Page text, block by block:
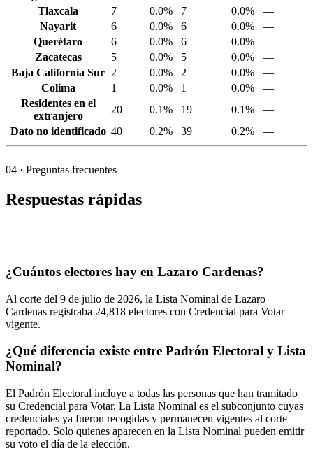
Tlaxcala
7 0.0% 7 0.0%
—
Nayarit
6 0.0% 6 0.0%
—
Querétaro
6 0.0% 6 0.0%
—
Zacatecas
5 0.0% 5 0.0%
—
Baja California Sur 2 0.0% 2 0.0%
—
Colima
1 0.0% 1 0.0%
—
Residentes en el
extranjero
20 0.1% 19 0.1%
—
Dato no identificado 40 0.2% 39 0.2% —
04 · Preguntas frecuentes
Respuestas rápidas
¿Cuántos electores hay en Lazaro Cardenas?
Al corte del 9 de julio de 2026, la Lista Nominal de Lazaro
Cardenas registraba 24,818 electores con Credencial para Votar
vigente.
¿Qué diferencia existe entre Padrón Electoral y Lista
Nominal?
El Padrón Electoral incluye a todas las personas que han tramitado
su Credencial para Votar. La Lista Nominal es el subconjunto cuyas
credenciales ya fueron recogidas y permanecen vigentes al corte
reportado. Solo quienes aparecen en la Lista Nominal pueden emitir
su voto el día de la elección.